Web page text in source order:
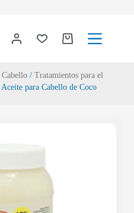
Cabello/ Tratamientos para el
para Cabello de Coco